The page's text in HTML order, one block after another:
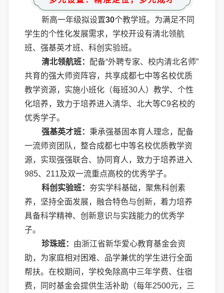
新高一年级拟设置30个教学班。为满足不同
学生的个性化发展需求，学校开设有清北领航
班、强基英才班、科创实验班。
清北领航班： 配备“外聘专家、校内清北名师”
共育的强大师资阵容，共享成都七中等名校优质
教学资源，实施小班化（每班30人）教学、个性
化培养，致力于培养进入清华、北大等C9名校的
优秀学子。
强基英才班： 秉承强基固本育人理念，配备
一流师资团队，整合成都七中等名校优质教学资
源，实现强强联合、协同育人，致力于培养进入
985、211及双一流重点高校的优秀学子。
科创实验班： 夯实学科基础，聚焦科创素
养，坚持全面发展，融合特色与创新，着力培养
具备科学精神、创新意识与实践能力的优秀学
子。
珍珠班： 由浙江省新华爱心教育基金会资
助，为家庭相对困难、品学兼优的学生进行全面
帮扶。在校期间，学校免除高中三年学费、住宿
费，同时基金会提供生活补助（每年2500元，三